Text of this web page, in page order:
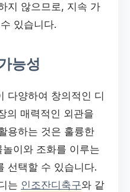
지 않으므로, 지속 가
있습니다.
능성
다양하여 창의적인 디
의 매력적인 외관을
용하는 것은 훌륭한
이와 조화를 이루는
선택할 수 있습니다.
는 인조잔디축구와 같